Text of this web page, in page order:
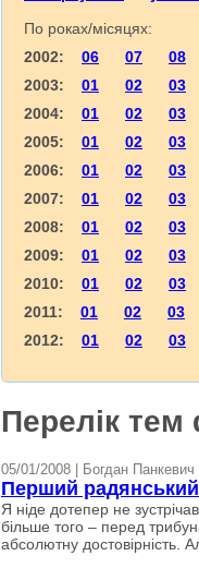
По роках/місяцях:
2002: 06 07 08
2003: 01 02 03
2004: 01 02 03
2005: 01 02 03
2006: 01 02 03
2007: 01 02 03
2008: 01 02 03
2009: 01 02 03
2010: 01 02 03
2011: 01 02 03
2012: 01 02 03
Перелік тем
05/01/2008 | Богдан Панкевич
Перший
Я ніде дотепер не
більше того – перед
абсолютну достовірність.